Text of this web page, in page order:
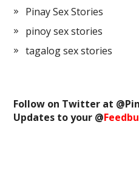
Pinay Sex Stories
pinoy sex stories
tagalog sex stories
Follow on Twitter at @
Updates to your @